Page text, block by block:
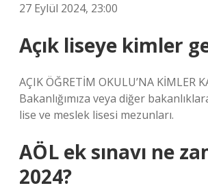
27 Eylül 2024, 23:00
Açık liseye kimler
AÇIK ÖĞRETİM OKULU’NA KİMLER
Bakanlığımıza veya diğer
lise ve meslek lisesi mezunları.
AÖL ek sınavı ne
2024?